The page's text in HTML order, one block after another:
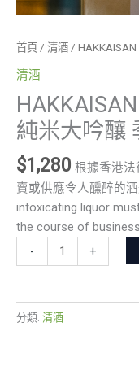
首頁 / 清酒 /
清酒
純米大吟釀
$1,280 根據香港
賣或供應令人醺醉的
intoxicating liquor
the course of
-
+
分類: 清酒